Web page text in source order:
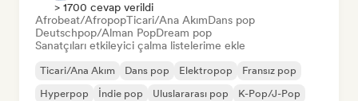
> 1700 cevap verildi
Afrobeat/AfropopTicari/Ana AkımDans pop
Deutschpop/Alman PopDream pop
Sanatçıları etkileyici çalma listelerime ekle
Ticari/Ana Akım Dans pop Elektropop
Fransız pop
Hyperpop
İndie pop Uluslararası pop K-Pop/J-Pop